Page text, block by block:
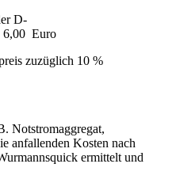
D-
Euro
zuzüglich 10 %
Notstromaggregat,
anfallenden Kosten nach
ermittelt und